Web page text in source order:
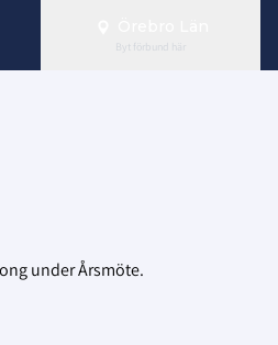
Byt förbund här
under Årsmöte.